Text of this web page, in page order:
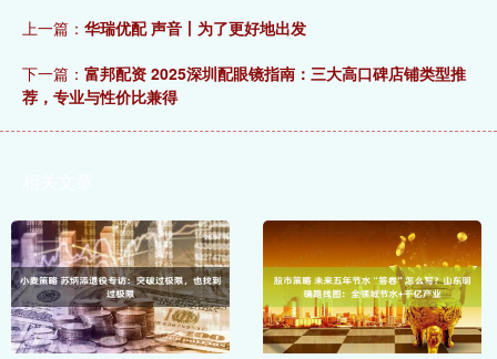
上一篇： 华瑞优配 声音丨为了更好地出发
下一篇： 富邦配资 2025深圳配眼镜指南：三大高口碑店铺类型推
荐，专业与性价比兼得